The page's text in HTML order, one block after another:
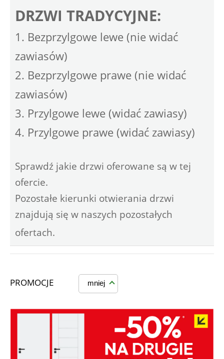
DRZWI TRADYCYJNE:
1. Bezprzylgowe lewe (nie widać
zawiasów)
2. Bezprzylgowe prawe (nie widać
zawiasów)
3. Przylgowe lewe (widać zawiasy)
4. Przylgowe prawe (widać zawiasy)
Sprawdź jakie drzwi oferowane są w tej
ofercie.
Pozostałe kierunki otwierania drzwi
znajdują się w naszych pozostałych
ofertach.
PROMOCJE mniej